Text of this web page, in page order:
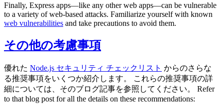
Finally, Express apps—like any other web apps—can be vulnerable
to a variety of web-based attacks. Familiarize yourself with known
web vulnerabilities and take precautions to avoid them.
その他の考慮事項
優れた Node.js セキュリティ チェックリスト からのさらな
る推奨事項をいくつか紹介します。 これらの推奨事項の詳
細については、そのブログ記事を参照してください。 Refer
to that blog post for all the details on these recommendations: